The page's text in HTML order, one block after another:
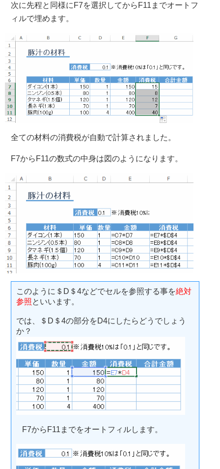
次に先程と同様にF7を選択してからF11までオートフ
ィルで埋めます。
全ての材料の消費税が自動で計算されました。
F7からF11の数式の中身は図のようになります。
このように＄D＄4などでセルを参照する事を絶対
参照といいます。
では、＄D＄4の部分をD4にしたらどうでしょう
か？
F7からF11までをオートフィルします。